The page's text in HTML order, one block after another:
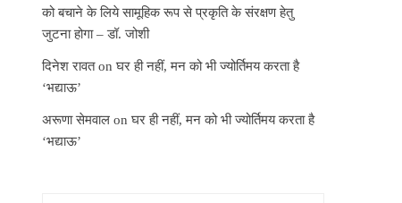
को बचाने के लिये सामूहिक रूप से प्रकृति के संरक्षण हेतु
जुटना होगा – डॉ. जोशी
दिनेश रावतonघर ही नहीं, मन को भी ज्योर्तिमय करता है
‘भद्याऊ’
अरूणा सेमवाल onघर ही नहीं, मन को भी ज्योर्तिमय करता है
‘भद्याऊ’